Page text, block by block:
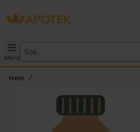
Meny
Sök
Hem
Lista: . Innehåller 1 objekt.